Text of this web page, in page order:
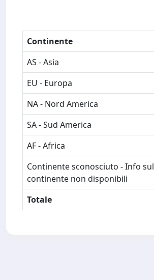
Continente
AS - Asia
EU - Europa
NA - Nord America
SA - Sud America
AF - Africa
Continente sconosciuto - Info sul
continente non disponibili
Totale